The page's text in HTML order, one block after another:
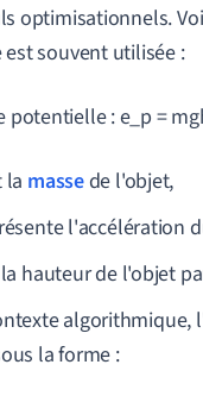
optimisationnels.
souvent utilisée :
potentielle : e_p =
la massede l'objet,
l'accélération
hauteur de l'objet
la forme :